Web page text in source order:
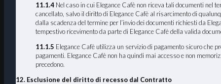
11.1.4 Nel caso in cui Elegance Cafè non riceva tali documenti nel
cancellato, salvo il diritto di Elegance Cafè al risarcimento di
dalla scadenza del termine per l’invio dei documenti richiesti da
tempestivo ricevimento da parte di Elegance Cafè della valida
11.1.5 Elegance Cafè utilizza un servizio di pagamento sicuro che
pagamenti. Elegance Cafè non ha quindi mai accesso e non
precedono.
12. Esclusione del diritto di recesso dal Contratto